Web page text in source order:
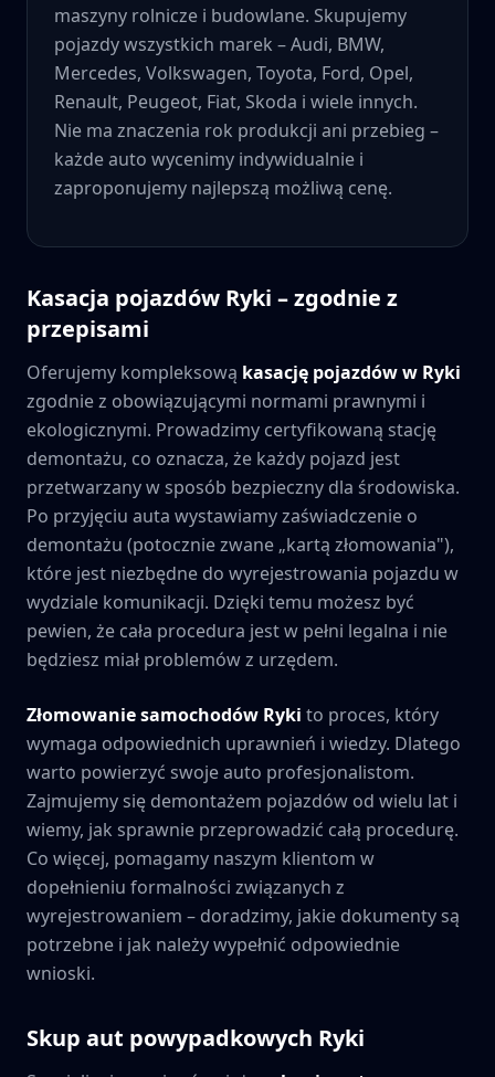
maszyny rolnicze i budowlane. Skupujemy
pojazdy wszystkich marek – Audi, BMW,
Mercedes, Volkswagen, Toyota, Ford, Opel,
Renault, Peugeot, Fiat, Skoda i wiele innych.
Nie ma znaczenia rok produkcji ani przebieg –
każde auto wycenimy indywidualnie i
zaproponujemy najlepszą możliwą cenę.
Kasacja pojazdów Ryki – zgodnie z
przepisami
Oferujemy kompleksową kasację pojazdów w Ryki
zgodnie z obowiązującymi normami prawnymi i
ekologicznymi. Prowadzimy certyfikowaną stację
demontażu, co oznacza, że każdy pojazd jest
przetwarzany w sposób bezpieczny dla środowiska.
Po przyjęciu auta wystawiamy zaświadczenie o
demontażu (potocznie zwane „kartą złomowania"),
które jest niezbędne do wyrejestrowania pojazdu w
wydziale komunikacji. Dzięki temu możesz być
pewien, że cała procedura jest w pełni legalna i nie
będziesz miał problemów z urzędem.
Złomowanie samochodów Ryki to proces, który
wymaga odpowiednich uprawnień i wiedzy. Dlatego
warto powierzyć swoje auto profesjonalistom.
Zajmujemy się demontażem pojazdów od wielu lat i
wiemy, jak sprawnie przeprowadzić całą procedurę.
Co więcej, pomagamy naszym klientom w
dopełnieniu formalności związanych z
wyrejestrowaniem – doradzimy, jakie dokumenty są
potrzebne i jak należy wypełnić odpowiednie
wnioski.
Skup aut powypadkowych Ryki